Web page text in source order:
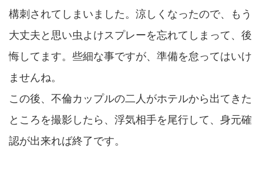
構刺されてしまいました。涼しくなったので、もう
大丈夫と思い虫よけスプレーを忘れてしまって、後
悔してます。些細な事ですが、準備を怠ってはいけ
ませんね。
この後、不倫カップルの二人がホテルから出てきた
ところを撮影したら、浮気相手を尾行して、身元確
認が出来れば終了です。